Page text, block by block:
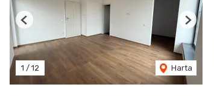
1 / 12 Harta
Previous Next